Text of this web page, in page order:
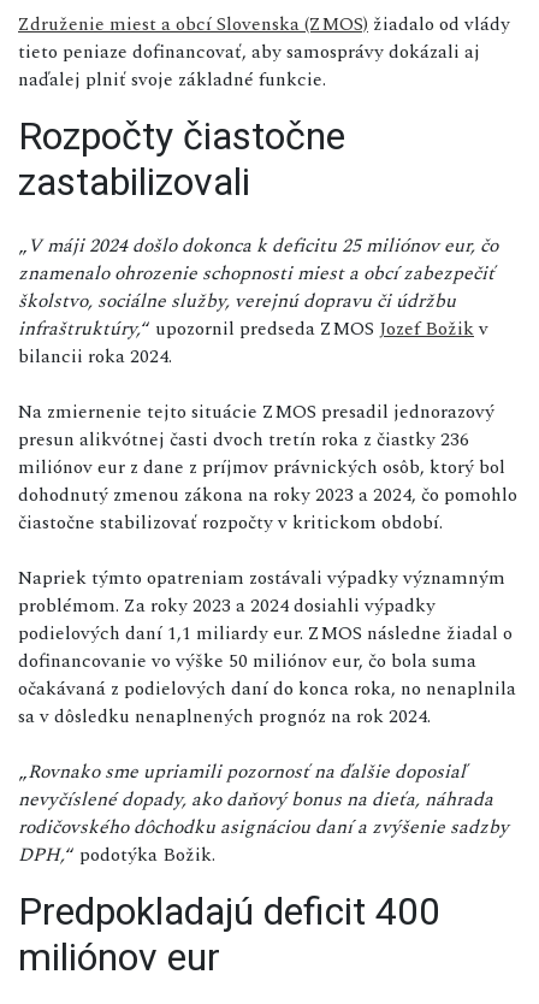
Združenie miest a obcí Slovenska (ZMOS) žiadalo od vlády
tieto peniaze dofinancovať, aby samosprávy dokázali aj
naďalej plniť svoje základné funkcie.
Rozpočty čiastočne
zastabilizovali
„V máji 2024 došlo dokonca k deficitu 25 miliónov eur, čo
znamenalo ohrozenie schopnosti miest a obcí zabezpečiť
školstvo, sociálne služby, verejnú dopravu či údržbu
infraštruktúry,“ upozornil predseda ZMOS Jozef Božikv
bilancii roka 2024.
Na zmiernenie tejto situácie ZMOS presadil jednorazový
presun alikvótnej časti dvoch tretín roka z čiastky 236
miliónov eur z dane z príjmov právnických osôb, ktorý bol
dohodnutý zmenou zákona na roky 2023 a 2024, čo pomohlo
čiastočne stabilizovať rozpočty v kritickom období.
Napriek týmto opatreniam zostávali výpadky významným
problémom. Za roky 2023 a 2024 dosiahli výpadky
podielových daní 1,1 miliardy eur. ZMOS následne žiadal o
dofinancovanie vo výške 50 miliónov eur, čo bola suma
očakávaná z podielových daní do konca roka, no nenaplnila
sa v dôsledku nenaplnených prognóz na rok 2024.
„Rovnako sme upriamili pozornosť na ďalšie doposiaľ
nevyčíslené dopady, ako daňový bonus na dieťa, náhrada
rodičovského dôchodku asignáciou daní a zvýšenie sadzby
DPH,“ podotýka Božik.
Predpokladajú deficit 400
miliónov eur